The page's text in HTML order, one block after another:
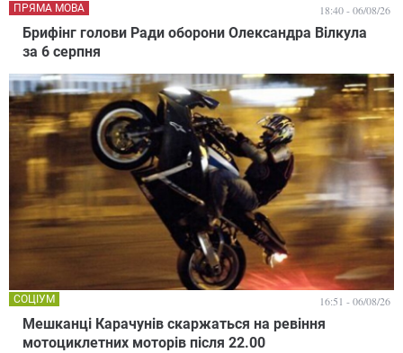
Брифінг голови Ради оборони Олександра Вілкула
за 6 серпня
ПРЯМА МОВА 18:40 - 06/08/26
Мешканці Карачунів скаржаться на ревіння
мотоциклетних моторів після 22.00
СОЦІУМ 16:51 - 06/08/26